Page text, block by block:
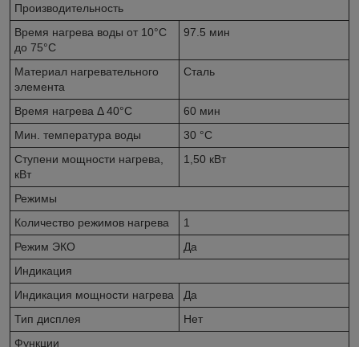
Производительность
Время нагрева воды от 10°С
до 75°С
97.5 мин
Материал нагревательного
элемента
Сталь
Время нагрева Δ 40°С
60 мин
Мин. температура воды
30 °С
Ступени мощности нагрева,
кВт
1,50 кВт
Режимы
Количество режимов нагрева
1
Режим ЭКО
Да
Индикация
Индикация мощности нагрева
Да
Тип дисплея
Нет
Функции